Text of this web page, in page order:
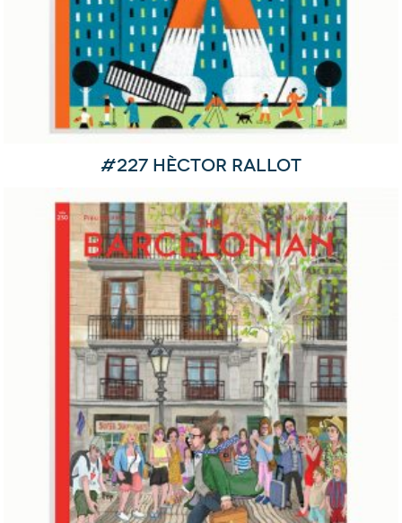
#227 Hèctor Rallot